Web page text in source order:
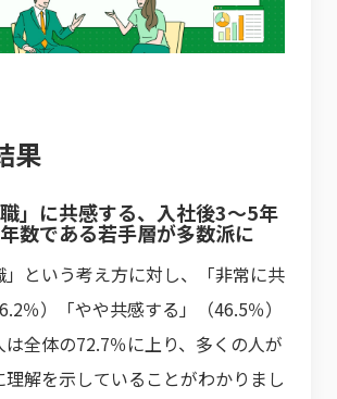
果
職」に共感する、入社後3～5年
数である若手層が多数派に
」という考え方に対し、「非常に共
％）「やや共感する」（46.5％）
は全体の72.7％に上り、多くの人が
理解を示していることがわかりまし